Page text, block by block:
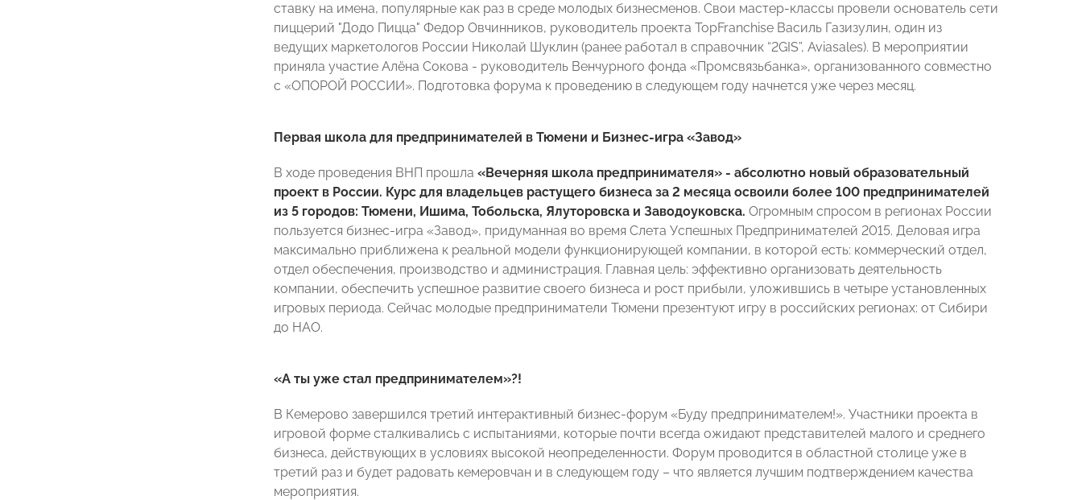
ставку на имена, популярные как раз в среде молодых бизнесменов. Свои мастер-классы провели основатель сети
пиццерий "Додо Пицца" Федор Овчинников, руководитель проекта TopFranchise Василь Газизулин, один из
ведущих маркетологов России Николай Шуклин (ранее работал в справочник “2GIS”, Aviasales). В мероприятии
приняла участие Алёна Сокова - руководитель Венчурного фонда «Промсвязьбанка», организованного совместно
с «ОПОРОЙ РОССИИ». Подготовка форума к проведению в следующем году начнется уже через месяц.
Первая школа для предпринимателей в Тюмени и Бизнес-игра «Завод»
В ходе проведения ВНП прошла «Вечерняя школа предпринимателя» - абсолютно новый образовательный
проект в России. Курс для владельцев растущего бизнеса за 2 месяца освоили более 100 предпринимателей
из 5 городов: Тюмени, Ишима, Тобольска, Ялуторовска и Заводоуковска. Огромным спросом в регионах России
пользуется бизнес-игра «Завод», придуманная во время Слета Успешных Предпринимателей 2015. Деловая игра
максимально приближена к реальной модели функционирующей компании, в которой есть: коммерческий отдел,
отдел обеспечения, производство и администрация. Главная цель: эффективно организовать деятельность
компании, обеспечить успешное развитие своего бизнеса и рост прибыли, уложившись в четыре установленных
игровых периода. Сейчас молодые предприниматели Тюмени презентуют игру в российских регионах: от Сибири
до НАО.
«А ты уже стал предпринимателем»?!
В Кемерово завершился третий интерактивный бизнес-форум «Буду предпринимателем!». Участники проекта в
игровой форме сталкивались с испытаниями, которые почти всегда ожидают представителей малого и среднего
бизнеса, действующих в условиях высокой неопределенности. Форум проводится в областной столице уже в
третий раз и будет радовать кемеровчан и в следующем году – что является лучшим подтверждением качества
мероприятия.